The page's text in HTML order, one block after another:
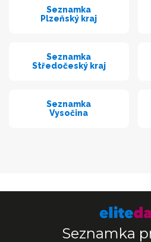
Seznamka
Plzeňský kraj
Seznamka
Středočeský kraj
Seznamka
Vysočina
Seznamka